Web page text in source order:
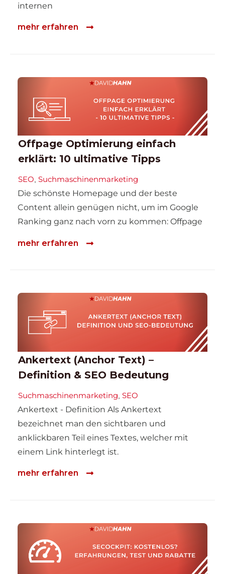
internen
mehr erfahren
Offpage Optimierung einfach
erklärt: 10 ultimative Tipps
SEO Suchmaschinenmarketing
Die schönste Homepage und der beste
Content allein genügen nicht, um im Google
Ranking ganz nach vorn zu kommen: Offpage
mehr erfahren
Ankertext (Anchor Text) –
Definition & SEO Bedeutung
Suchmaschinenmarketing SEO
Ankertext - Definition Als Ankertext
bezeichnet man den sichtbaren und
anklickbaren Teil eines Textes, welcher mit
einem Link hinterlegt ist.
mehr erfahren